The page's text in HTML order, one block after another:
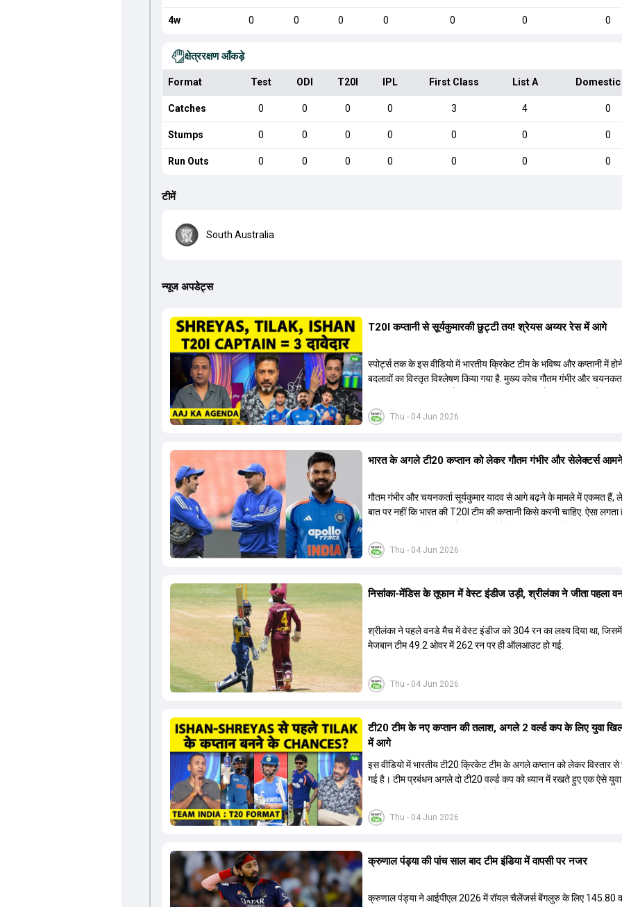
4w 0 0 0 0 0 0 0
क्षेत्ररक्षण आँकड़े
Format Test ODI T20I IPL First Class List A
Catches 0 0 0 0 3 4 0
Stumps 0 0 0 0 0 0 0
Run Outs 0 0 0 0 0 0 0
टीमें
South Australia
न्यूज अपडेट्स
Thu - 04 Jun 2026
T20I कप्तानी से सूर्यकुमारकी छुट्टी तय! श्रेयस अय्यर रेस में आगे
स्पोर्ट्स तक के इस वीडियो में भारतीय क्रिकेट टीम के भविष्य और कप्तानी में
बदलावों का विस्तृत विश्लेषण किया गया है. मुख्य कोच गौतम गंभीर और
बना रहे हैं. चर्चा के अनुसार, सूर्यकुमार यादव के स्थान पर श्रेयस अय्यर को
नया कप्तान नियुक्त किया जा सकता है, जबकि तिलक वर्मा और ईशान किशन
और संजू सैमसन की ओपनिंग भूमिका और टेस्ट क्रिकेट के भविष्य पर भी प्रकाश
रूल का ऑलराउंडर्स पर प्रभाव और भारत-अफगानिस्तान टेस्ट मैच जैसे
पर तथ्यात्मक जानकारी साझा की गई है.
Thu - 04 Jun 2026
भारत के अगले टी20 कप्तान को लेकर गौतम गंभीर और सेलेक्टर्स
गौतम गंभीर और चयनकर्ता सूर्यकुमार यादव से आगे बढ़ने के मामले में एकमत हैं,
बात पर नहीं कि भारत की T20I टीम की कप्तानी किसे करनी चाहिए. ऐसा लगता
Thu - 04 Jun 2026
निसांका-मेंडिस के तूफान में वेस्ट इंडीज उड़ी, श्रीलंका ने जीता पहला
श्रीलंका ने पहले वनडे मैच में वेस्ट इंडीज को 304 रन का लक्ष्य द‍िया था,
मेजबान टीम 49.2 ओवर में 262 रन पर ही ऑलआउट हो गई.
Thu - 04 Jun 2026
टी20 टीम के नए कप्तान की तलाश, अगले 2 वर्ल्ड कप के लिए युवा
में आगे
इस वीडियो में भारतीय टी20 क्रिकेट टीम के अगले कप्तान को लेकर विस्तार से
गई है। टीम प्रबंधन अगले दो टी20 वर्ल्ड कप को ध्यान में रखते हुए एक ऐसे युवा
बताया गया है कि टी20 टीम को टेस्ट और वनडे टीम से अलग रखा गया है।
में कुछ ऐसे युवा खिलाड़ी शामिल हैं जिनके पास घरेलू क्रिकेट में कप्तानी का
विकेटकीपर की भूमिका को लेकर भी स्पष्टता दी गई है कि टी20 में ओपनिंग करने
जो अगले चार से आठ साल तक टीम की कमान संभाल सके।
क्रुणाल पंड्या की पांच साल बाद टीम इंडिया में वापसी पर नजर
क्रुणाल पंड्या ने आईपीएल 2026 में रॉयल चैलेंजर्स बेंगलुरु के लिए 145.80